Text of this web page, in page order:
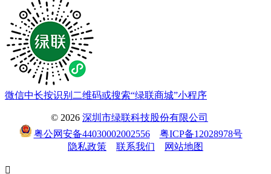
微信中长按识别二维码或搜索“绿联商城”小程序
© 2026 深圳市绿联科技股份有限公司
粤公网安备44030002002556
粤ICP备12028978号
隐私政策
联系我们 网站地图
